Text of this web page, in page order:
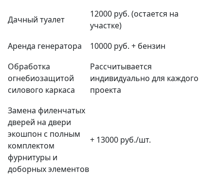
Дачный туалет
12000 руб. (остается на
участке)
Аренда генератора
10000 руб. + бензин
Обработка
огнебиозащитой
силового каркаса
Рассчитывается
индивидуально для каждого
проекта
Замена филенчатых
дверей на двери
экошпон с полным
комплектом
фурнитуры и
доборных элементов
+ 13000 руб./шт.